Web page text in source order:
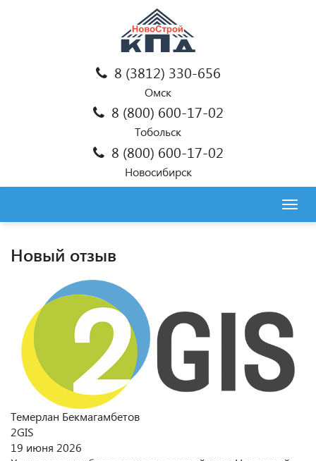
8 (3812) 330-656
Омск
8 (800) 600-17-02
Тобольск
8 (800) 600-17-02
Новосибирск
Новый отзыв
Темерлан Бекмагамбетов
2GIS
19 июня 2026